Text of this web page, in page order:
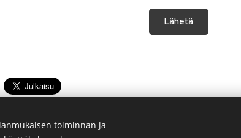
Lähetä
toiminnan ja